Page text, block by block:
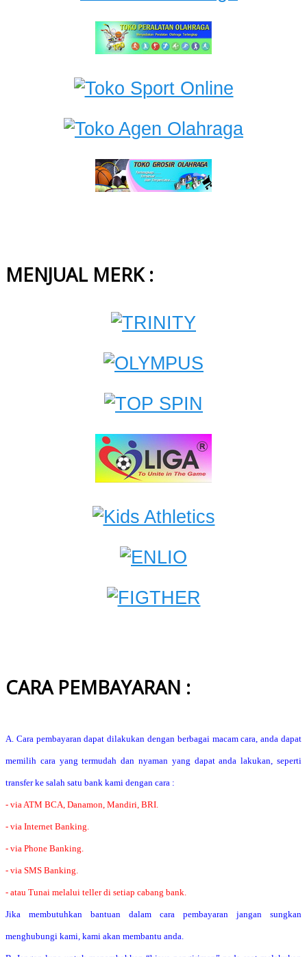
MENJUAL MERK :
CARA PEMBAYARAN :
A. Cara pembayaran dapat dilakukan dengan berbagai macam cara, anda dapat
memilih cara yang termudah dan nyaman yang dapat anda lakukan, seperti
transfer ke salah satu bank kami dengan cara :
- via ATM BCA, Danamon, Mandiri, BRI.
- via Internet Banking.
- via Phone Banking.
- via SMS Banking.
- atau Tunai melalui teller di setiap cabang bank.
Jika membutuhkan bantuan dalam cara pembayaran jangan sungkan
menghubungi kami, kami akan membantu anda.